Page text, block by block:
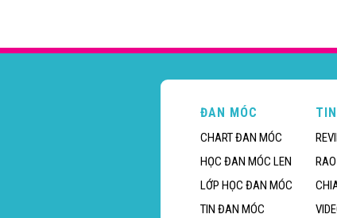
ĐAN MÓC
CHART ĐAN MÓC
HỌC ĐAN MÓC LEN
LỚP HỌC ĐAN MÓC
TIN ĐAN MÓC